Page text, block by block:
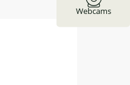
Webcams